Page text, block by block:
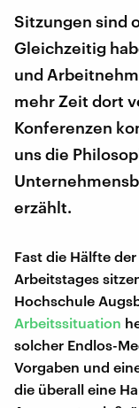
Sitzungen sind
Gleichzeitig
und
mehr Zeit dort
Konferenzen
uns die
erzählt.
Fast die Hälfte
Arbeitstages
Hochschule
Arbeitssituation
solcher Endlos-
Vorgaben und
die überall eine